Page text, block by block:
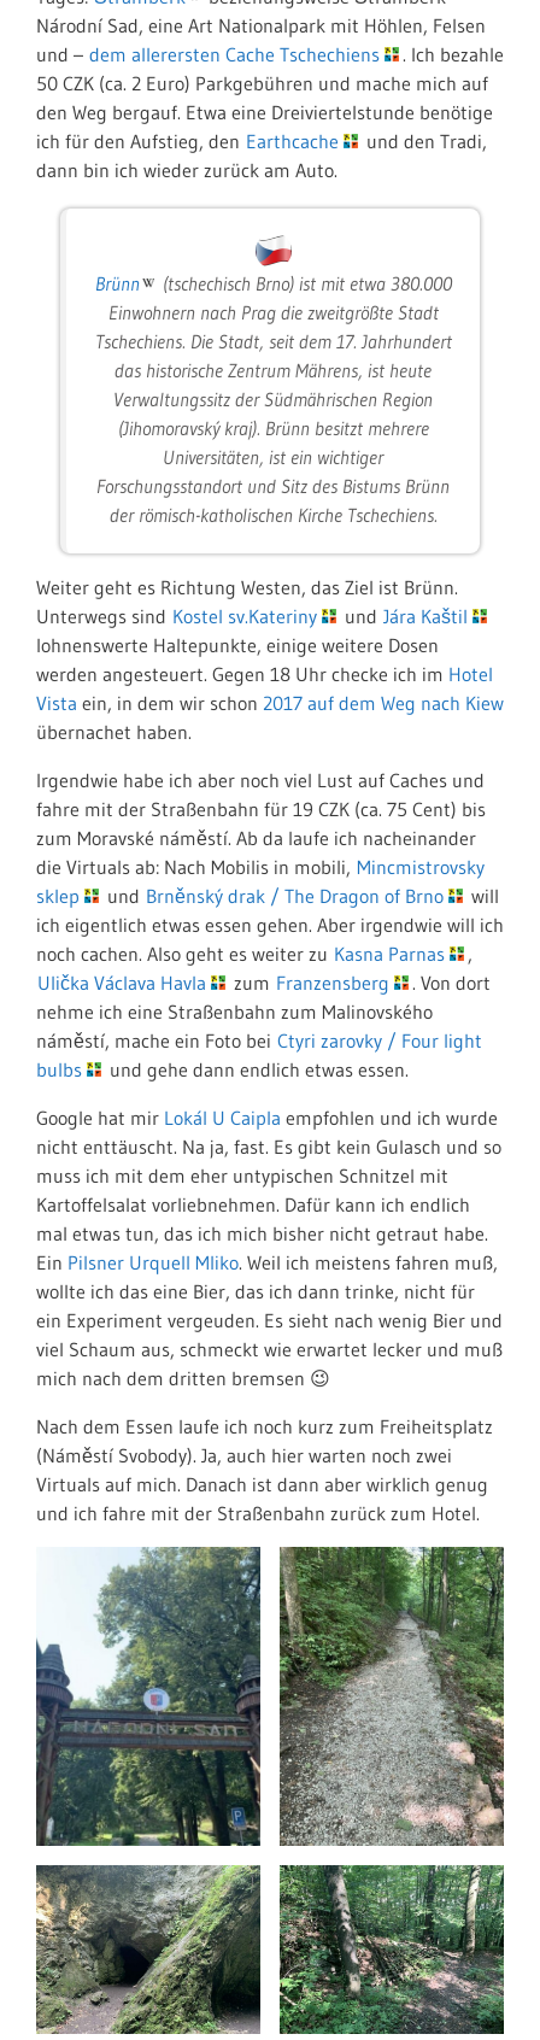
Národní Sad, eine Art Nationalpark mit Höhlen, Felsen
und – dem allerersten Cache Tschechiens
. Ich bezahle
50 CZK (ca. 2 Euro) Parkgebühren und mache mich auf
den Weg bergauf. Etwa eine Dreiviertelstunde benötige
ich für den Aufstieg, den Earthcache
und den Tradi,
dann bin ich wieder zurück am Auto.
Brünn
(tschechisch Brno) ist mit etwa 380.000
Einwohnern nach Prag die zweitgrößte Stadt
Tschechiens. Die Stadt, seit dem 17. Jahrhundert
das historische Zentrum Mährens, ist heute
Verwaltungssitz der Südmährischen Region
(Jihomoravský kraj). Brünn besitzt mehrere
Universitäten, ist ein wichtiger
Forschungsstandort und Sitz des Bistums Brünn
der römisch-katholischen Kirche Tschechiens.
Weiter geht es Richtung Westen, das Ziel ist Brünn.
Unterwegs sind Kostel sv.Kateriny und Jára Kaštil
lohnenswerte Haltepunkte, einige weitere Dosen
werden angesteuert. Gegen 18 Uhr checke ich im Hotel
Vista ein, in dem wir schon 2017 auf dem Weg nach Kiew
übernachet haben.
Irgendwie habe ich aber noch viel Lust auf Caches und
fahre mit der Straßenbahn für 19 CZK (ca. 75 Cent) bis
zum Moravské náměstí. Ab da laufe ich nacheinander
die Virtuals ab: Nach Mobilis in mobili, Mincmistrovsky
sklep
und Brněnský drak / The Dragon of Brno
will
ich eigentlich etwas essen gehen. Aber irgendwie will ich
noch cachen. Also geht es weiter zu Kasna Parnas
,
Ulička Václava Havla
zum Franzensberg
. Von dort
nehme ich eine Straßenbahn zum Malinovského
náměstí, mache ein Foto bei Ctyri zarovky / Four light
bulbs
und gehe dann endlich etwas essen.
Google hat mir Lokál U Caipla empfohlen und ich wurde
nicht enttäuscht. Na ja, fast. Es gibt kein Gulasch und so
muss ich mit dem eher untypischen Schnitzel mit
Kartoffelsalat vorliebnehmen. Dafür kann ich endlich
mal etwas tun, das ich mich bisher nicht getraut habe.
Ein Pilsner Urquell Mliko. Weil ich meistens fahren muß,
wollte ich das eine Bier, das ich dann trinke, nicht für
ein Experiment vergeuden. Es sieht nach wenig Bier und
viel Schaum aus, schmeckt wie erwartet lecker und muß
mich nach dem dritten bremsen 😉
Nach dem Essen laufe ich noch kurz zum Freiheitsplatz
(Náměstí Svobody). Ja, auch hier warten noch zwei
Virtuals auf mich. Danach ist dann aber wirklich genug
und ich fahre mit der Straßenbahn zurück zum Hotel.